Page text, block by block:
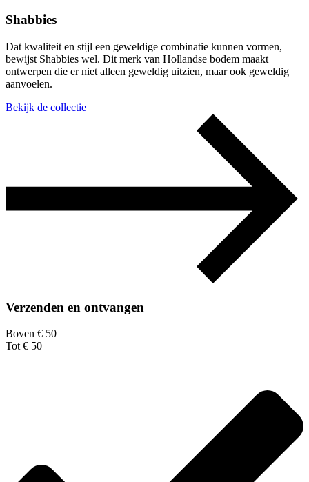
Shabbies
Dat kwaliteit en stijl een geweldige combinatie kunnen vormen,
bewijst Shabbies wel. Dit merk van Hollandse bodem maakt
ontwerpen die er niet alleen geweldig uitzien, maar ook geweldig
aanvoelen.
Bekijk de collectie
Verzenden en ontvangen
Boven € 50
Tot € 50